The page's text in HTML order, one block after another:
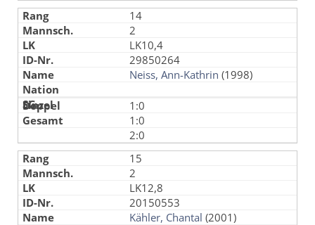
14
2
LK10,4
29850264
Neiss, Ann-Kathrin (1998)
1:0
1:0
2:0
15
2
LK12,8
20150553
Kähler, Chantal (2001)